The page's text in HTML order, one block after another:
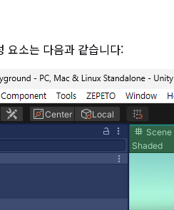
요소는 다음과 같습니다: